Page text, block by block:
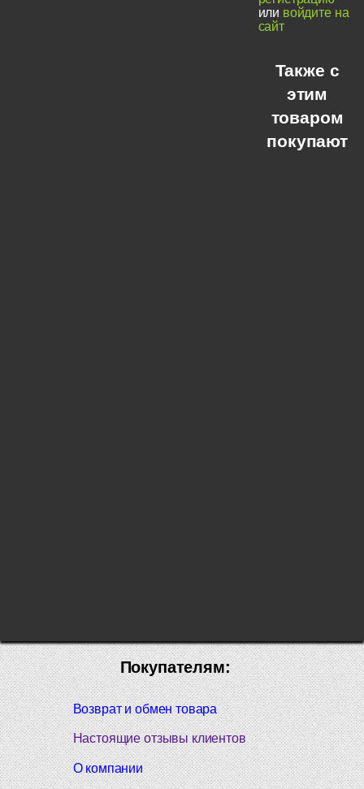
или войдите на
сайт
Также с
этим
товаром
покупают
Покупателям:
Возврат и обмен товара
Настоящие отзывы клиентов
О компании